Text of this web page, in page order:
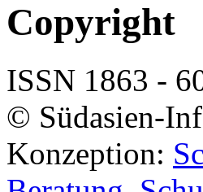
Copyright
ISSN 1863 -
© Südasien-
Konzeption: